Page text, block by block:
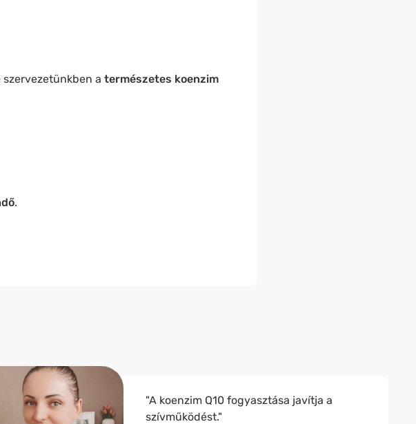
a természetes koenzim
.
"A koenzim Q10 fogyasztása javítja a
szívműködést."